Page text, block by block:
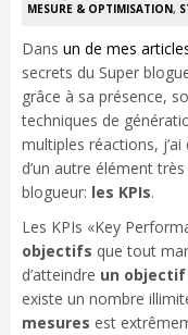
MESURE & OPTIMISATION,
Dans un de mes
secrets du Super
grâce à sa présence,
techniques de
multiples réactions,
d’un autre élément
blogueur: les KPIs.
Les KPIs «Key
objectifs que tout
d’atteindre un
existe un nombre
mesures est